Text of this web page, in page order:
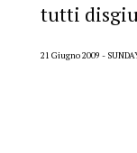
tutti
21 Giugno 2009